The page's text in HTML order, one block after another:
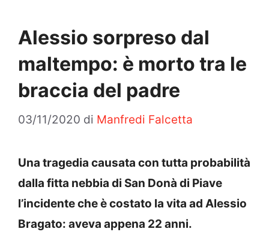
Alessio sorpreso dal
maltempo: è morto tra le
braccia del padre
03/11/2020 di Manfredi Falcetta
Una tragedia causata con tutta probabilità
dalla fitta nebbia di San Donà di Piave
l’incidente che è costato la vita ad Alessio
Bragato: aveva appena 22 anni.